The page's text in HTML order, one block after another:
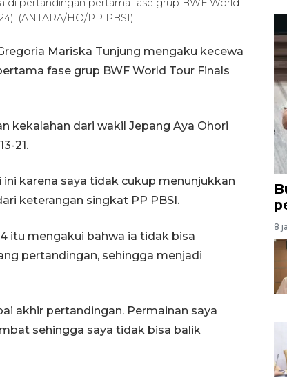
di pertandingan pertama fase grup BWF World
(ANTARA/HO/PP PBSI)
Mariska Tunjung mengaku kecewa
fase grup BWF World Tour Finals
kekalahan dari wakil Jepang Aya Ohori
21.
karena saya tidak cukup menunjukkan
keterangan singkat PP PBSI.
itu mengakui bahwa ia tidak bisa
pertandingan, sehingga menjadi
akhir pertandingan. Permainan saya
sehingga saya tidak bisa balik
8